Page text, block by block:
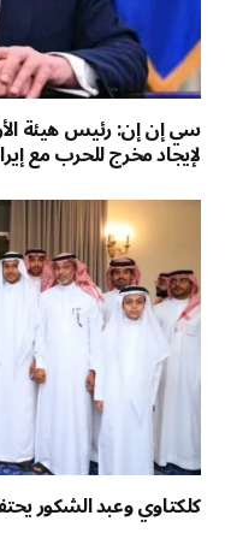
سي إن إن: رئيس هيئة
لإيجاد مخرج للحرب مع
كلكتاوي وعبد الشكور